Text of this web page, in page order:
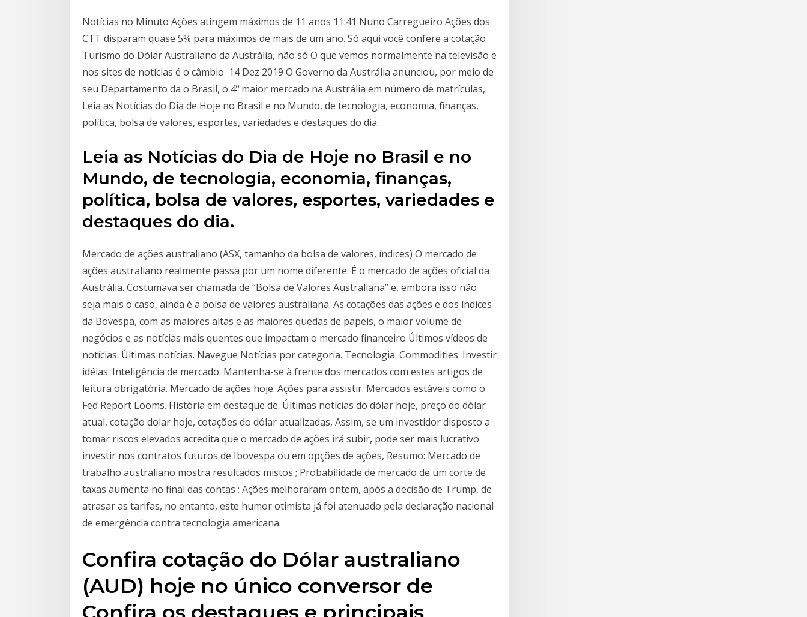
Notícias no Minuto Ações atingem máximos de 11 anos 11:41 Nuno Carregueiro Ações dos
CTT disparam quase 5% para máximos de mais de um ano. Só aqui você confere a cotação
Turismo do Dólar Australiano da Austrália, não só O que vemos normalmente na televisão e
nos sites de notícias é o câmbio 14 Dez 2019 O Governo da Austrália anunciou, por meio de
seu Departamento da o Brasil, o 4º maior mercado na Austrália em número de matrículas,
Leia as Notícias do Dia de Hoje no Brasil e no Mundo, de tecnologia, economia, finanças,
política, bolsa de valores, esportes, variedades e destaques do dia.
Leia as Notícias do Dia de Hoje no Brasil e no
Mundo, de tecnologia, economia, finanças,
política, bolsa de valores, esportes, variedades e
destaques do dia.
Mercado de ações australiano (ASX, tamanho da bolsa de valores, índices) O mercado de
ações australiano realmente passa por um nome diferente. É o mercado de ações oficial da
Austrália. Costumava ser chamada de “Bolsa de Valores Australiana” e, embora isso não
seja mais o caso, ainda é a bolsa de valores australiana. As cotações das ações e dos índices
da Bovespa, com as maiores altas e as maiores quedas de papeis, o maior volume de
negócios e as notícias mais quentes que impactam o mercado financeiro Últimos vídeos de
notícias. Últimas notícias. Navegue Notícias por categoria. Tecnologia. Commodities. Investir
idéias. Inteligência de mercado. Mantenha-se à frente dos mercados com estes artigos de
leitura obrigatória. Mercado de ações hoje. Ações para assistir. Mercados estáveis como o
Fed Report Looms. História em destaque de. Últimas notícias do dólar hoje, preço do dólar
atual, cotação dolar hoje, cotações do dólar atualizadas, Assim, se um investidor disposto a
tomar riscos elevados acredita que o mercado de ações irá subir, pode ser mais lucrativo
investir nos contratos futuros de Ibovespa ou em opções de ações, Resumo: Mercado de
trabalho australiano mostra resultados mistos ; Probabilidade de mercado de um corte de
taxas aumenta no final das contas ; Ações melhoraram ontem, após a decisão de Trump, de
atrasar as tarifas, no entanto, este humor otimista já foi atenuado pela declaração nacional
de emergência contra tecnologia americana.
Confira cotação do Dólar australiano
(AUD) hoje no único conversor de